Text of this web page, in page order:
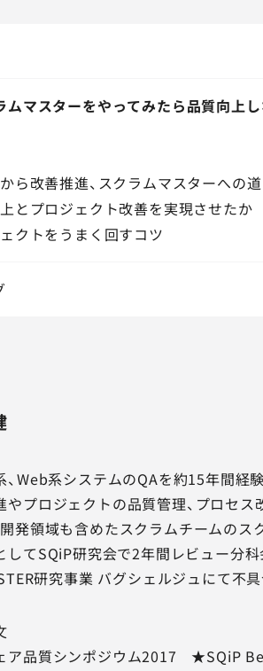
ムマスターをやってみたら品質向上
ら改善推進、スクラムマスターへの道
とプロジェクト改善を実現させたか
クトをうまく回すコツ
Web系システムのQAを約15年間経
やプロジェクトの品質管理、プロセ
開発領域も含めたスクラムチームのス
してSQiP研究会で2年間レビュー分
研究事業 バグシェルジュにて不
ア品質シンポジウム2017 ★SQiP